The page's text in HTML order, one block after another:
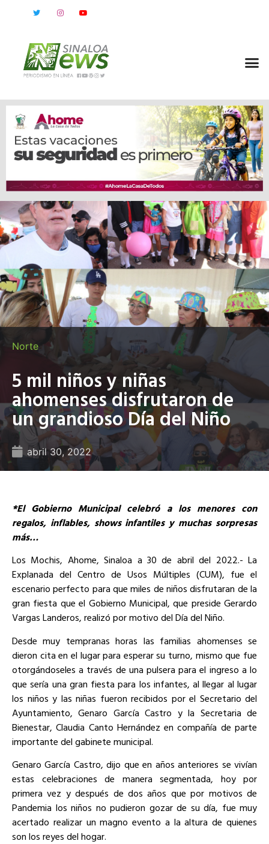
Norte
5 mil niños y niñas
ahomenses disfrutaron de
un grandioso Día del Niño
abril 30, 2022
*El Gobierno Municipal celebró a los menores con
regalos, inflables, shows infantiles y muchas sorpresas
más…
Los Mochis, Ahome, Sinaloa a 30 de abril del 2022.- La
Explanada del Centro de Usos Múltiples (CUM), fue el
escenario perfecto para que miles de niños disfrutaran de la
gran fiesta que el Gobierno Municipal, que preside Gerardo
Vargas Landeros, realizó por motivo del Día del Niño.
Desde muy tempranas horas las familias ahomenses se
dieron cita en el lugar para esperar su turno, mismo que fue
otorgándoseles a través de una pulsera para el ingreso a lo
que sería una gran fiesta para los infantes, al llegar al lugar
los niños y las niñas fueron recibidos por el Secretario del
Ayuntamiento, Genaro García Castro y la Secretaria de
Bienestar, Claudia Canto Hernández en compañía de parte
importante del gabinete municipal.
Genaro García Castro, dijo que en años anteriores se vivían
estas celebraciones de manera segmentada, hoy por
primera vez y después de dos años que por motivos de
Pandemia los niños no pudieron gozar de su día, fue muy
acertado realizar un magno evento a la altura de quienes
son los reyes del hogar.